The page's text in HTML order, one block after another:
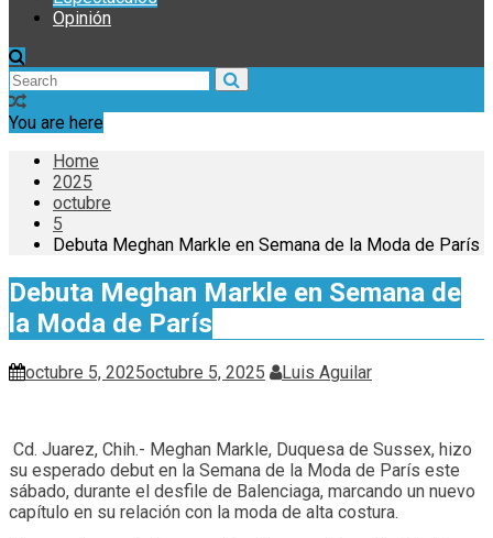
Opinión
You are here
Home
2025
octubre
5
Debuta Meghan Markle en Semana de la Moda de París
Debuta Meghan Markle en Semana de
la Moda de París
octubre 5, 2025octubre 5, 2025 Luis Aguilar
Cd. Juarez, Chih.- Meghan Markle, Duquesa de Sussex, hizo
su esperado debut en la Semana de la Moda de París este
sábado, durante el desfile de Balenciaga, marcando un nuevo
capítulo en su relación con la moda de alta costura.